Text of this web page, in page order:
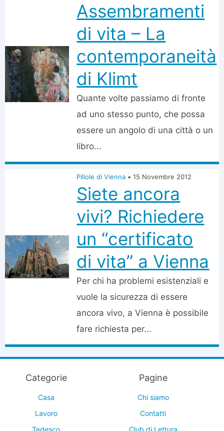
Assembramenti
di vita – La
contemporaneità
di Klimt
Quante volte passiamo di fronte
ad uno stesso punto, che possa
essere un angolo di una città o un
libro...
Pillole di Vienna • 15 Novembre 2012
Siete ancora
vivi? Richiedere
un “certificato
di vita” a Vienna
Per chi ha problemi esistenziali e
vuole la sicurezza di essere
ancora vivo, a Vienna è possibile
fare richiesta per...
Categorie
Casa
Lavoro
Tedesco
Pagine
Chi siamo
Contatti
Club di Lettura